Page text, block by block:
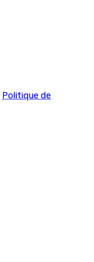
Politique de